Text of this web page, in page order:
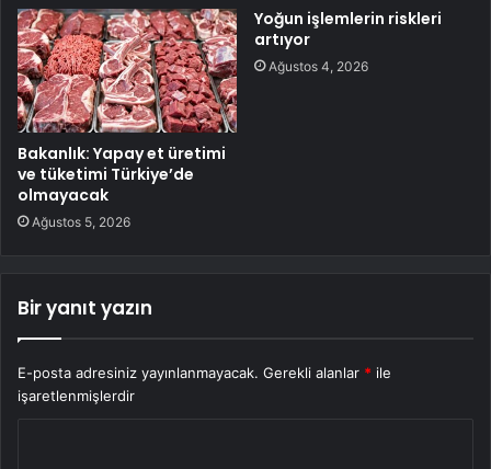
Bakanlık: Yapay et üretimi
ve tüketimi Türkiye’de
olmayacak
Ağustos 5, 2026
Yoğun işlemlerin riskleri
artıyor
Ağustos 4, 2026
Bir yanıt yazın
E-posta adresiniz yayınlanmayacak. Gerekli alanlar * ile
işaretlenmişlerdir